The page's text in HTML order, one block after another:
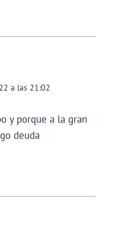
a las 21:02
y porque a la gran
deuda